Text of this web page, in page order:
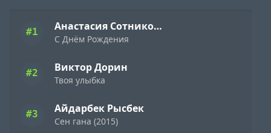
#1 Анастасия Сотникова
С Днём Рождения
#2 Виктор Дорин
Твоя улыбка
#3 Айдарбек Рысбек
Сен гана (2015)